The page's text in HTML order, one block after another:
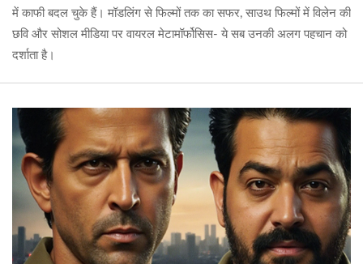
में काफी बदल चुके हैं। मॉडलिंग से फिल्मों तक का सफर, साउथ फिल्मों में विलेन की
छवि और सोशल मीडिया पर वायरल मेटामॉर्फोसिस- ये सब उनकी अलग पहचान को
दर्शाता है।